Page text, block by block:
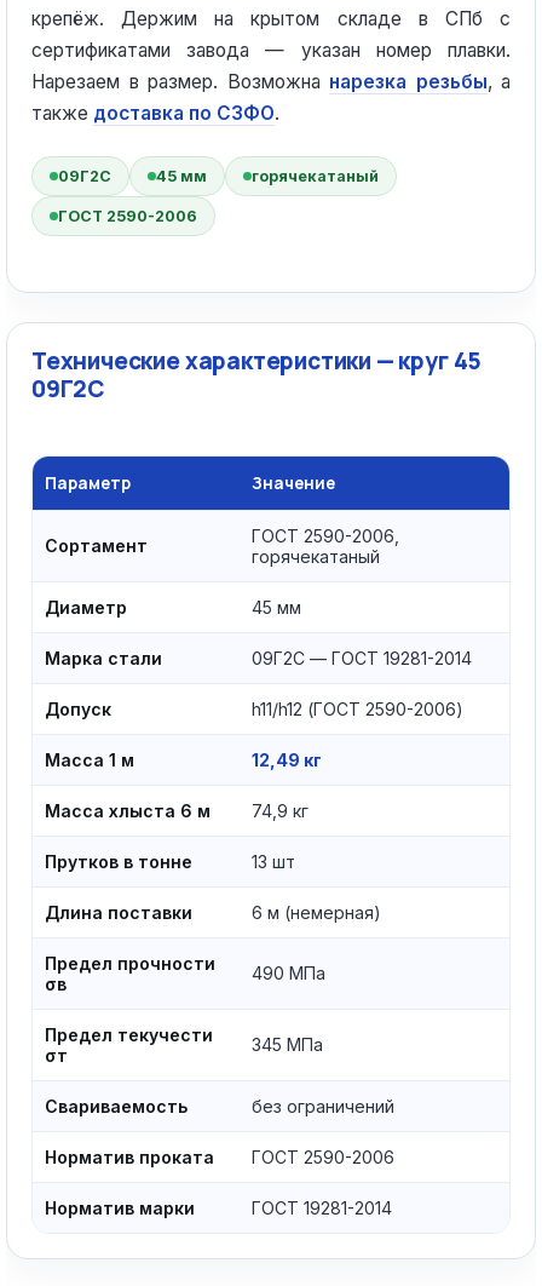
крепёж. Держим на крытом складе в СПб с
сертификатами завода — указан номер плавки.
Нарезаем в размер. Возможна нарезка резьбы, а
также доставка по СЗФО.
09Г2С 45 мм горячекатаный
ГОСТ 2590-2006
Технические характеристики — круг 45
09Г2С
Параметр Значение
Сортамент
ГОСТ 2590-2006,
горячекатаный
Диаметр 45 мм
Марка стали 09Г2С — ГОСТ 19281-2014
Допуск h11/h12 (ГОСТ 2590-2006)
Масса 1 м 12,49 кг
Масса хлыста 6 м 74,9 кг
Прутков в тонне 13 шт
Длина поставки 6 м (немерная)
Предел прочности
σв
490 МПа
Предел текучести
σт
345 МПа
Свариваемость без ограничений
Норматив проката ГОСТ 2590-2006
Норматив марки ГОСТ 19281-2014